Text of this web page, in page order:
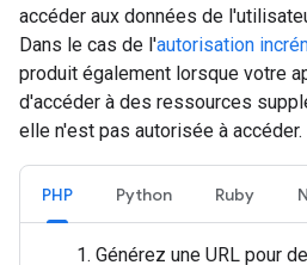
accéder aux données de
Dans le cas de l'autorisation
produit également lorsque votre
d'accéder à des ressources
elle n'est pas autorisée à accéder.
PHP Python Ruby
Générez une URL pour